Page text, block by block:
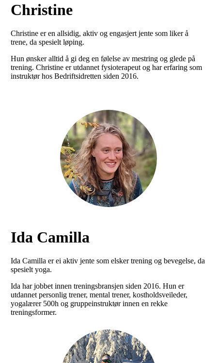
Christine
Christine er en allsidig, aktiv og engasjert jente som liker å
trene, da spesielt løping.
Hun ønsker alltid å gi deg en følelse av mestring og glede på
trening. Christine er utdannet fysioterapeut og har erfaring som
instruktør hos Bedriftsidretten siden 2016.
Ida Camilla
Ida Camilla er ei aktiv jente som elsker trening og bevegelse, da
spesielt yoga.
Ida har jobbet innen treningsbransjen siden 2016. Hun er
utdannet personlig trener, mental trener, kostholdsveileder,
yogalærer 500h og gruppeinstruktør innen en rekke
treningsformer.